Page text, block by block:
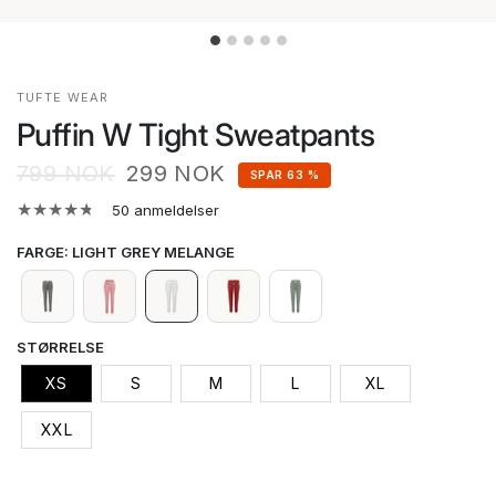
TUFTE WEAR
Puffin W Tight Sweatpants
799 NOK 299 NOK SPAR 63 %
50 anmeldelser
FARGE: LIGHT GREY MELANGE
STØRRELSE
XS S M L XL
XXL